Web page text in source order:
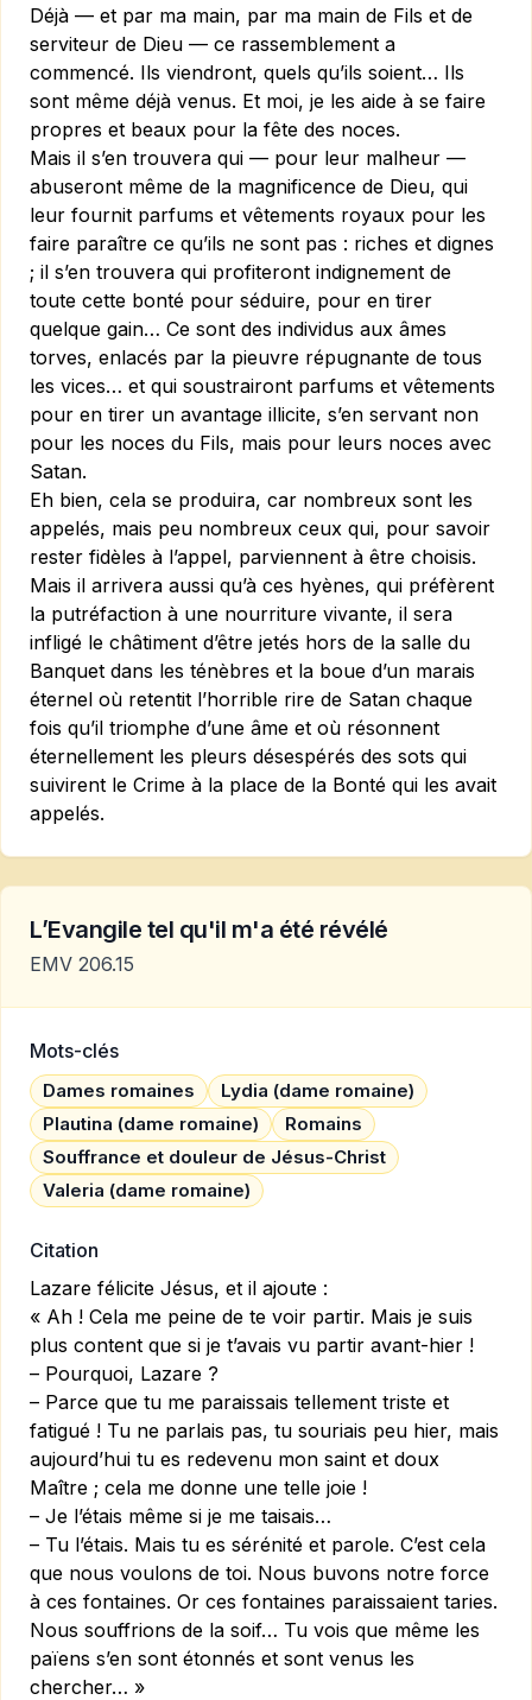
Déjà — et par ma main, par ma main de Fils et de
serviteur de Dieu — ce rassemblement a
commencé. Ils viendront, quels qu’ils soient… Ils
sont même déjà venus. Et moi, je les aide à se faire
propres et beaux pour la fête des noces.
Mais il s’en trouvera qui — pour leur malheur —
abuseront même de la magnificence de Dieu, qui
leur fournit parfums et vêtements royaux pour les
faire paraître ce qu’ils ne sont pas : riches et dignes
; il s’en trouvera qui profiteront indignement de
toute cette bonté pour séduire, pour en tirer
quelque gain… Ce sont des individus aux âmes
torves, enlacés par la pieuvre répugnante de tous
les vices… et qui soustrairont parfums et vêtements
pour en tirer un avantage illicite, s’en servant non
pour les noces du Fils, mais pour leurs noces avec
Satan.
Eh bien, cela se produira, car nombreux sont les
appelés, mais peu nombreux ceux qui, pour savoir
rester fidèles à l’appel, parviennent à être choisis.
Mais il arrivera aussi qu’à ces hyènes, qui préfèrent
la putréfaction à une nourriture vivante, il sera
infligé le châtiment d’être jetés hors de la salle du
Banquet dans les ténèbres et la boue d’un marais
éternel où retentit l’horrible rire de Satan chaque
fois qu’il triomphe d’une âme et où résonnent
éternellement les pleurs désespérés des sots qui
suivirent le Crime à la place de la Bonté qui les avait
appelés.
L’Evangile tel qu'il m'a été révélé
EMV 206.15
Mots-clés
Dames romaines
Lydia (dame romaine)
Plautina (dame romaine)
Romains
Souffrance et douleur de Jésus-Christ
Valeria (dame romaine)
Citation
Lazare félicite Jésus, et il ajoute :
« Ah ! Cela me peine de te voir partir. Mais je suis
plus content que si je t’avais vu partir avant-hier !
– Pourquoi, Lazare ?
– Parce que tu me paraissais tellement triste et
fatigué ! Tu ne parlais pas, tu souriais peu hier, mais
aujourd’hui tu es redevenu mon saint et doux
Maître ; cela me donne une telle joie !
– Je l’étais même si je me taisais…
– Tu l’étais. Mais tu es sérénité et parole. C’est cela
que nous voulons de toi. Nous buvons notre force
à ces fontaines. Or ces fontaines paraissaient taries.
Nous souffrions de la soif… Tu vois que même les
païens s’en sont étonnés et sont venus les
chercher… »